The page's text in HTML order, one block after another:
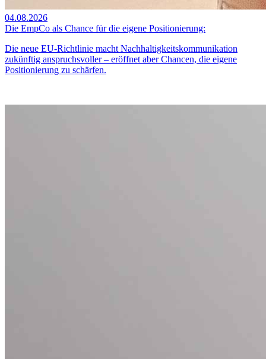
04.08.2026
Die EmpCo als Chance für die eigene Positionierung:
Die neue EU-Richtlinie macht Nachhaltigkeitskommunikation
zukünftig anspruchsvoller – eröffnet aber Chancen, die eigene
Positionierung zu schärfen.